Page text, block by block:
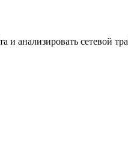
и анализировать сетевой